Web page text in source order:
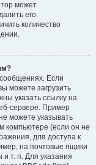
может
его.
количество
Если
можете загрузить
указать ссылку на
сервере. Пример
можете указывать
компьютере (если он не
для доступа к
на почтовые ящики
т. п. Для указания